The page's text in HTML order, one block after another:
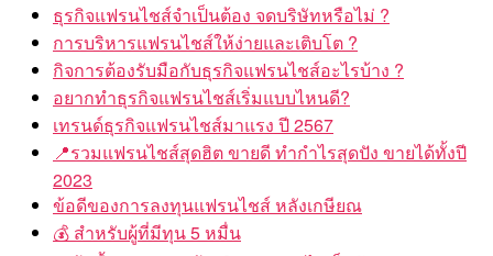
ธุรกิจแฟรนไชส์จำเป็นต้อง จดบริษัทหรือไม่ ?
การบริหารแฟรนไชส์ให้ง่ายและเติบโต ?
กิจการต้องรับมือกับธุรกิจแฟรนไชส์อะไรบ้าง ?
อยากทำธุรกิจแฟรนไชส์เริ่มแบบไหนดี?
เทรนด์ธุรกิจแฟรนไชส์มาแรง ปี 2567
📍รวมแฟรนไชส์สุดฮิต ขายดี ทำกำไรสุดปัง ขายได้ทั้งปี
2023
ข้อดีของการลงทุนแฟรนไชส์ หลังเกษียณ
💰 สำหรับผู้ที่มีทุน 5 หมื่น